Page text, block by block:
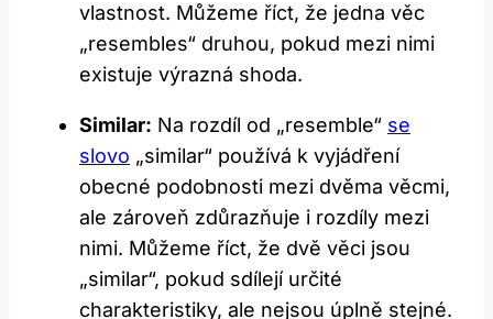
vlastnost. Můžeme říct, že jedna věc
„resembles“ druhou, pokud mezi nimi
existuje výrazná shoda.
Similar: Na rozdíl od „resemble“ se
slovo „similar“ používá k vyjádření
obecné podobnosti mezi dvěma věcmi,
ale zároveň zdůrazňuje i rozdíly mezi
nimi. Můžeme říct, že dvě věci jsou
„similar“, pokud sdílejí určité
charakteristiky, ale nejsou úplně stejné.